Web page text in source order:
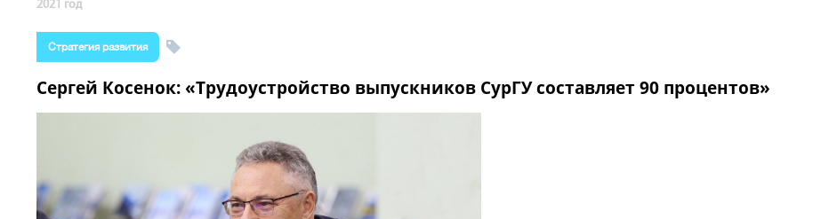
2021 год
Стратегия развития
Сергей Косенок: «Трудоустройство выпускников СурГУ составляет 90 процентов»